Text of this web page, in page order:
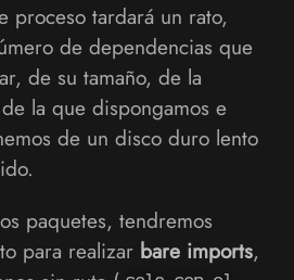
proceso tardará un rato,
de dependencias que
de su tamaño, de la
la que dispongamos e
de un disco duro lento
paquetes, tendremos
para realizar bare imports,